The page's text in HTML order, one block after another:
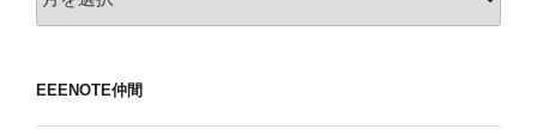
ー
ブ
EEENOTE仲間